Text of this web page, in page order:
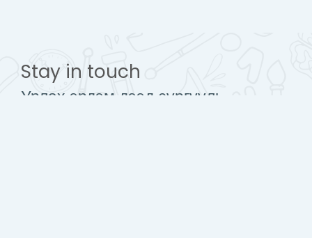
Stay in touch
Урлах эрдэм дээд сургууль